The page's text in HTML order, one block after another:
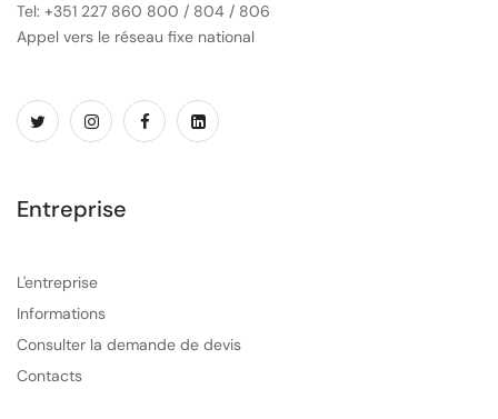
Tel: +351 227 860 800 / 804 / 806
Appel vers le réseau fixe national
Entreprise
L'entreprise
Informations
Consulter la demande de devis
Contacts